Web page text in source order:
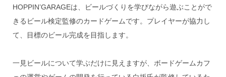
HOPPIN’GARAGEは、ビールづくりを学びながら遊ぶことがで
きるビール検定監修のカードゲームです。プレイヤーが協力し
て、目標のビール完成を目指します。
一見ビールについて学ぶだけに見えますが、ボードゲームカフ